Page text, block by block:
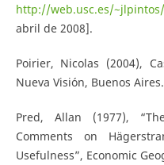
http://web.usc.es/
abril de 2008].
Poirier, Nicolas (2004),
Nueva Visión, Buenos Aires.
Pred, Allan (1977),
Comments on
Usefulness”, Economic